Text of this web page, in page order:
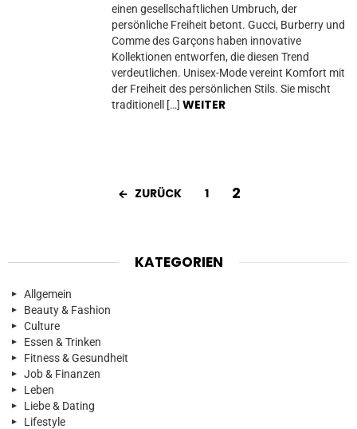
einen gesellschaftlichen Umbruch, der
persönliche Freiheit betont. Gucci, Burberry und
Comme des Garçons haben innovative
Kollektionen entworfen, die diesen Trend
verdeutlichen. Unisex-Mode vereint Komfort mit
der Freiheit des persönlichen Stils. Sie mischt
traditionell […] WEITER
ZURÜCK 1 2
KATEGORIEN
Allgemein
Beauty & Fashion
Culture
Essen & Trinken
Fitness & Gesundheit
Job & Finanzen
Leben
Liebe & Dating
Lifestyle